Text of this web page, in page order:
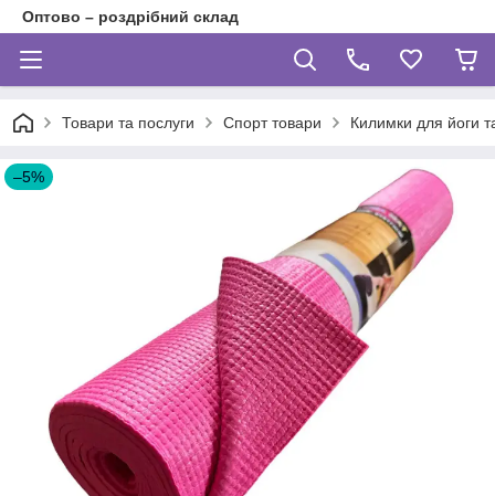
Оптово – роздрібний склад
Товари та послуги Спорт товари Килимки для йоги
–5%